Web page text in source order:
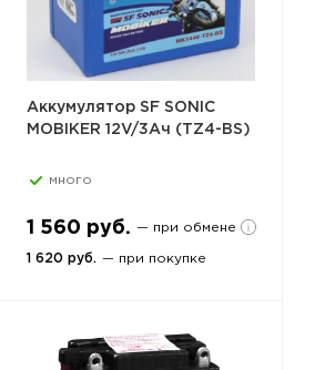
Аккумулятор SF SONIC
MOBIKER 12V/3Ач (TZ4-BS)
много
1 560 руб. — при обмене
1 620 руб. — при покупке